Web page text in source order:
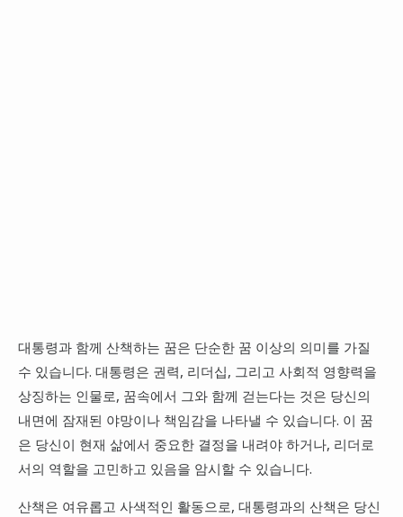
대통령과 함께 산책하는 꿈은 단순한 꿈 이상의 의미를 가질
수 있습니다. 대통령은 권력, 리더십, 그리고 사회적 영향력을
상징하는 인물로, 꿈속에서 그와 함께 걷는다는 것은 당신의
내면에 잠재된 야망이나 책임감을 나타낼 수 있습니다. 이 꿈
은 당신이 현재 삶에서 중요한 결정을 내려야 하거나, 리더로
서의 역할을 고민하고 있음을 암시할 수 있습니다.
산책은 여유롭고 사색적인 활동으로, 대통령과의 산책은 당신